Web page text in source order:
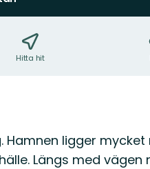
Hitta hit
Hamnen ligger
Längs med vägen